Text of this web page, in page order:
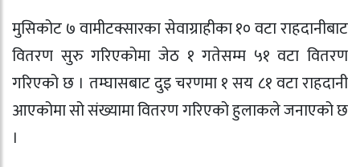
मुसिकोट ७ वामीटक्सारका सेवाग्राहीका १० वटा राहदानीबाट
वितरण सुरु गरिएकोमा जेठ १ गतेसम्म ५१ वटा वितरण
गरिएको छ । तम्घासबाट दुइ चरणमा १ सय ८१ वटा राहदानी
आएकोमा सो संख्यामा वितरण गरिएको हुलाकले जनाएको छ
।